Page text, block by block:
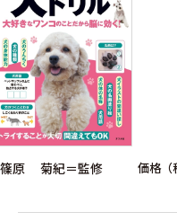
篠原 菊紀＝監修 価格（